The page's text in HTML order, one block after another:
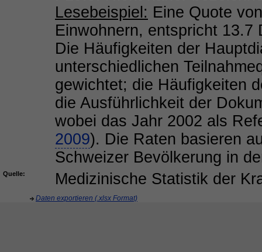
Lesebeispiel: Eine Quote
Einwohnern, entspricht 13.7
Die Häufigkeiten der
unterschiedlichen
gewichtet; die Häufigkeiten
die Ausführlichkeit der
wobei das Jahr 2002 als
2009). Die Raten basieren
Schweizer Bevölkerung in
Quelle: Medizinische Statistik der
Daten exportieren (.xlsx Format)